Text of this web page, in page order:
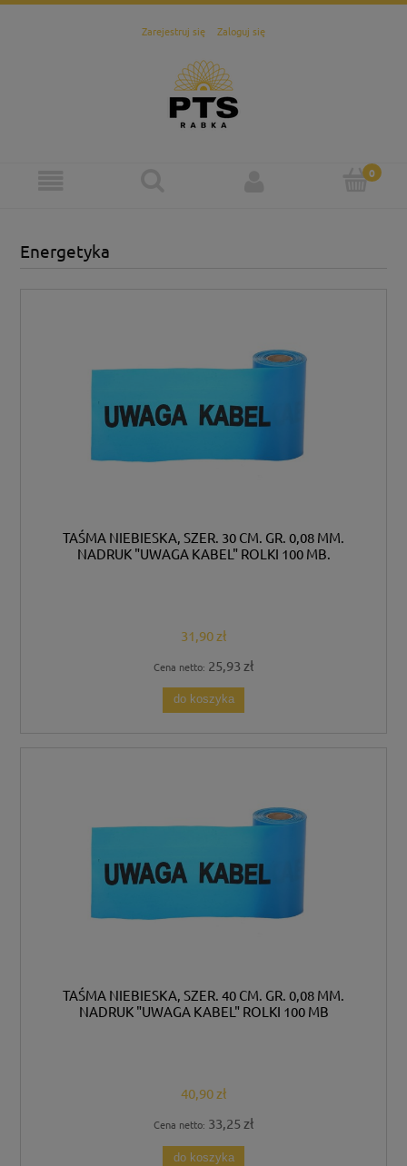
Zarejestruj się Zaloguj się
Energetyka
TAŚMA NIEBIESKA, SZER. 30 CM. GR. 0,08 MM.
NADRUK "UWAGA KABEL" ROLKI 100 MB.
31,90 zł
Cena netto: 25,93 zł
do koszyka
TAŚMA NIEBIESKA, SZER. 40 CM. GR. 0,08 MM.
NADRUK "UWAGA KABEL" ROLKI 100 MB
40,90 zł
Cena netto: 33,25 zł
do koszyka